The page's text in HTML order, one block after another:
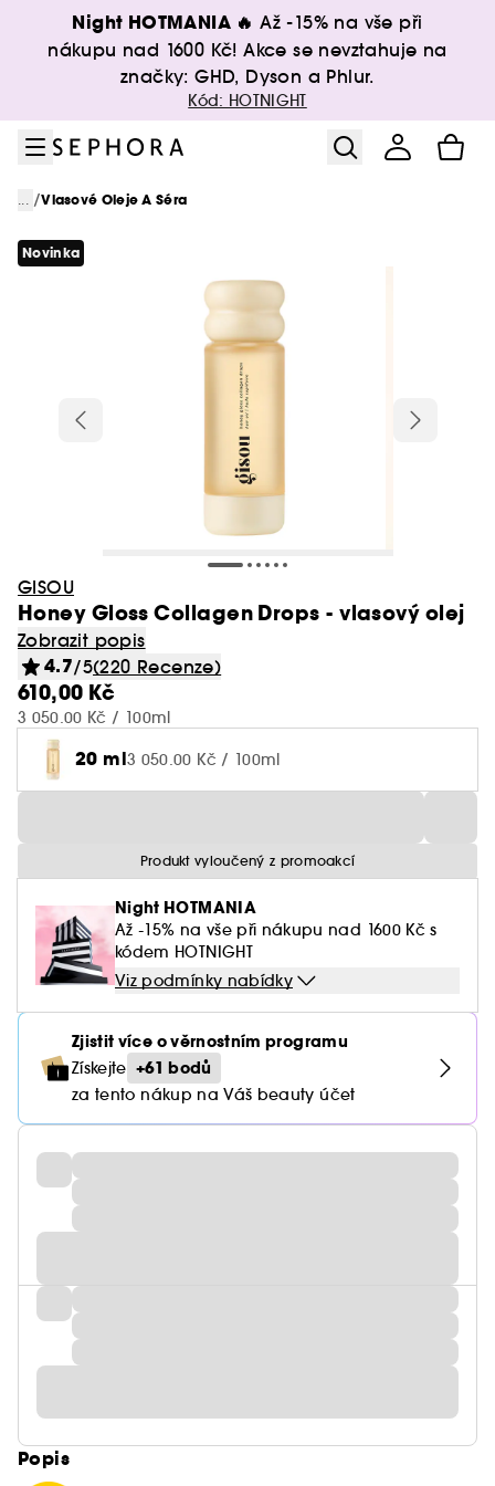
Přejít na menu
Přejít na hlavní obsah
Přejít na zápatí
Night HOTMANIA 🔥 Až -15% na vše při
nákupu nad 1600 Kč! Akce se nevztahuje na
značky: GHD, Dyson a Phlur.
Kód: HOTNIGHT
... /Vlasové Oleje A Séra
Novinka
GISOU
Honey Gloss Collagen Drops - vlasový olej
Zobrazit popis
4.7/5(220 Recenze)
610,00 Kč
3 050.00 Kč / 100ml
20 ml3 050.00 Kč / 100ml
Produkt vyloučený z promoakcí
Night HOTMANIA
Až -15% na vše při nákupu nad 1600 Kč s
kódem HOTNIGHT
Viz podmínky nabídky
Zjistit více o věrnostním programu
Získejte +61 bodů
za tento nákup na Váš beauty účet
Popis